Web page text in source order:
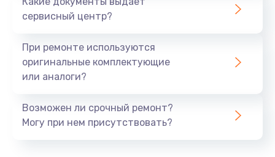
сервисный центр?
При ремонте используются
оригинальные комплектующие
или аналоги?
Возможен ли срочный ремонт?
Могу при нем присутствовать?